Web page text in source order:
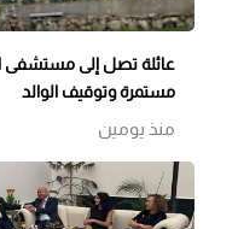
عائلة تصل إلى
مستمرة وتوقيف الوالد
منذ يومين